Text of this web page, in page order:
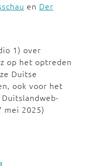
en Der
1) over
op het optreden
Duitse
ook voor het
mei 2025)